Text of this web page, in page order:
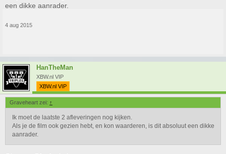
een dikke aanrader.
4 aug 2015
HanTheMan
XBW.nl VIP
XBW.nl VIP
Graveheart zei: ↑
Ik moet de laatste 2 afleveringen nog kijken.
Als je de film ook gezien hebt, en kon waarderen, is dit absoluut een dikke
aanrader.